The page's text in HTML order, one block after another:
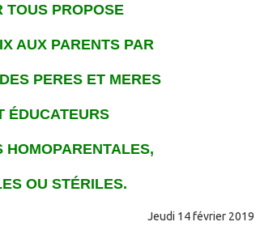
TOUS PROPOSE
AUX PARENTS PAR
PERES ET MERES
ÉDUCATEURS
HOMOPARENTALES,
OU STÉRILES.
Jeudi 14 février 2019